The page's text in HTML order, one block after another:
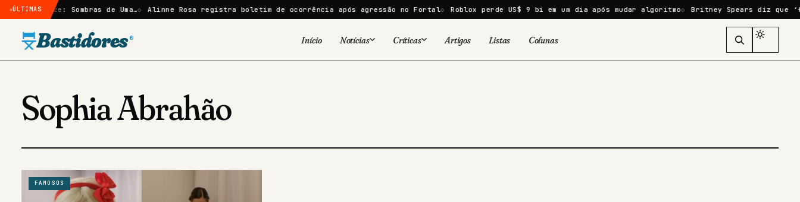
ÚLTIMAS
em Elize: Sombras de Uma… Alinne Rosa registra boletim de ocorrência após agressão no Fortal Roblox perde US$ 9 bi em um dia após mudar algoritmo Britney Spears diz que
Bastidores ® Início Notícias
Quadrinhos
Críticas
Livros
Artigos Listas Colunas
Sophia Abrahão
FAMOSOS